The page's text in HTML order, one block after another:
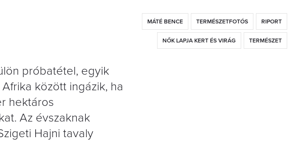
MÁTÉ BENCE TERMÉSZETFOTÓS RIPORT
NŐK LAPJA KERT ÉS VIRÁG TERMÉSZET
próbatétel, egyik
között ingázik, ha
hektáros
Az évszaknak
Hajni tavaly